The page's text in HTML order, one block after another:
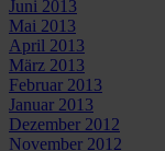
Juni 2013
Mai 2013
April 2013
März 2013
Februar 2013
Januar 2013
Dezember 2012
November 2012